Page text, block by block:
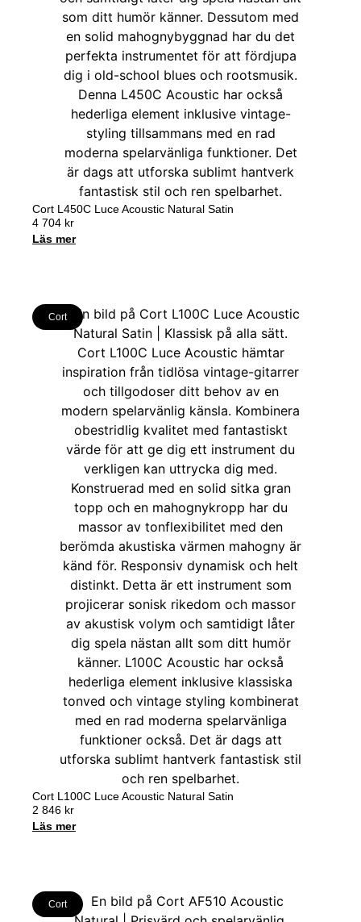
Cort L450C Luce Acoustic Natural Satin
4 704 kr
Läs mer
Cort
Cort L100C Luce Acoustic Natural Satin
2 846 kr
Läs mer
Cort